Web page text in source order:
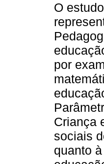
O
por
Criança
sociais
quanto